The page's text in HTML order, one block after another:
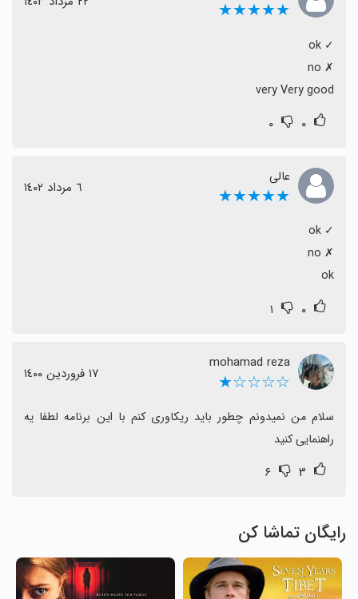
★★★★★
very Very good
۰ ۰
عالی
★★★★★ ٦ مرداد ١٤٠٢
ok
۰ ۱
mohamad reza
☆☆☆☆★ ١٧ فروردین ١٤٠٠
راهنمایی کنید
۳ ۶
رایگان تماشا کن